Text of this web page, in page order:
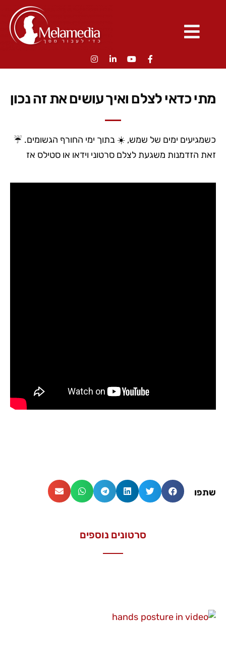
מתי כדאי לצלם ואיך עושים את זה נכון
כשמגיעים ימים של שמש, ☀️ בתוך ימי החורף הגשומים. ☔️
זאת הזדמנות משגעת לצלם סרטוני וידאו או סטילס אז
שתפו
סרטונים נוספים